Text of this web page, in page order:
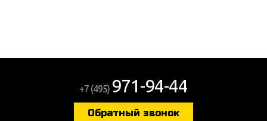
+7 (495) 971-94-44
Обратный звонок